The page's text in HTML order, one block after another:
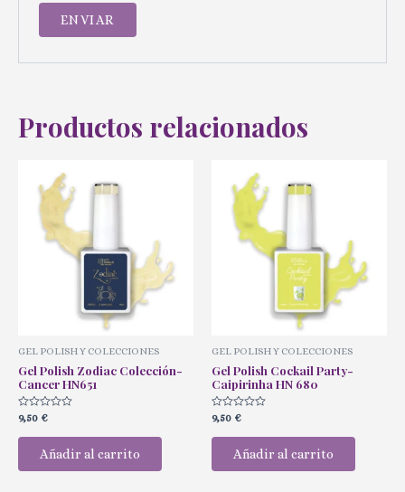
Productos relacionados
GEL POLISH Y COLECCIONES
Gel Polish Zodiac Colección-
Cancer HN651
Valorado
con
0
9,50 €
Añadir al carrito
GEL POLISH Y COLECCIONES
Gel Polish Cockail Party-
Caipirinha HN 680
Valorado
con
0
9,50 €
Añadir al carrito